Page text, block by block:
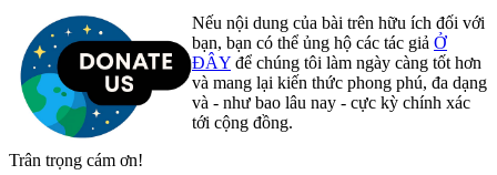
Nếu nội dung của bài trên hữu ích đối với
bạn, bạn có thể ủng hộ các tác giả Ở
ĐÂY để chúng tôi làm ngày càng tốt hơn
và mang lại kiến thức phong phú, đa dạng
và - như bao lâu nay - cực kỳ chính xác
tới cộng đồng.
Trân trọng cám ơn!